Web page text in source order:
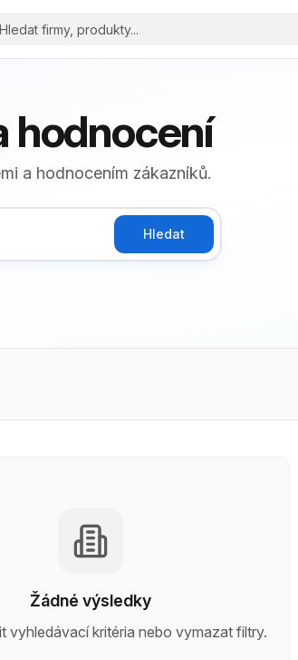
hodnocení
a hodnocením zákazníků.
Hledat
Žádné výsledky
vyhledávací kritéria nebo vymazat filtry.